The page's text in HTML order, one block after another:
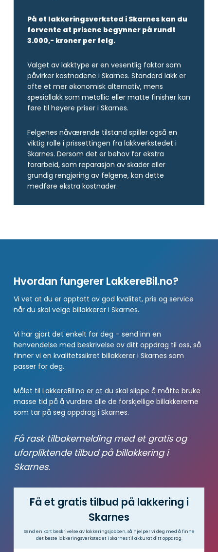
På et lakkeringsverksted i Skarnes kan du
forvente at prisene begynner på rundt
3.000,- kroner per felg.
Valget av lakktype er en vesentlig faktor som
påvirker kostnadene i Skarnes. Standard lakk er
ofte et mer økonomisk alternativ, mens
spesiallakk som metallic eller matte finisher kan
føre til høyere priser i Skarnes.
Felgenes nåværende tilstand spiller også en
viktig rolle i prissettingen fra lakkverkstedet i
Skarnes. Dersom det er behov for ekstra
forarbeid, som reparasjon av skader eller
grundig rengjøring av felgene, kan dette
medføre ekstra kostnader.
Hvordan fungerer LakkereBil.no?
Vi vet at du er opptatt av god kvalitet, pris og service
når du skal velge billakkerer i Skarnes.
Vi har gjort det enkelt for deg – send inn en
henvendelse med beskrivelse av ditt oppdrag til oss, så
finner vi en kvalitetssikret billakkerer i Skarnes som
passer for deg.
Målet til LakkereBil.no er at du skal slippe å måtte bruke
masse tid på å vurdere alle de forskjellige billakkererne
som tar på seg oppdrag i Skarnes.
Få rask tilbakemelding med et gratis og
uforpliktende tilbud på billakkering i
Skarnes.
Få et gratis tilbud på lakkering i
Skarnes
Send en kort beskrivelse av lakkeringsjobben, så hjelper vi deg med å finne
det beste lakkeringsverkstedet i Skarnes til akkurat ditt oppdrag.